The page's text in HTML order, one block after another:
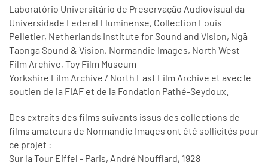
Laboratório Universitário de Preservação Audiovisual da
Universidade Federal Fluminense, Collection Louis
Pelletier, Netherlands Institute for Sound and Vision, Ngā
Taonga Sound & Vision, Normandie Images, North West
Film Archive, Toy Film Museum
Yorkshire Film Archive / North East Film Archive et avec le
soutien de la FIAF et de la Fondation Pathé-Seydoux.
Des extraits des films suivants issus des collections de
films amateurs de Normandie Images ont été sollicités pour
ce projet :
Sur la Tour Eiffel - Paris, André Noufflard, 1928